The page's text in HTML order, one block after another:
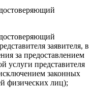
заявителя, в
за предоставлением
услуги представителя
законных
физических лиц);